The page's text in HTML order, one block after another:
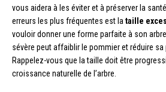
vous aidera à les éviter et à préserver la
erreurs les plus fréquentes est la taille
vouloir donner une forme parfaite à son
sévère peut affaiblir le pommier et réduire sa
Rappelez-vous que la taille doit être
croissance naturelle de l’arbre.